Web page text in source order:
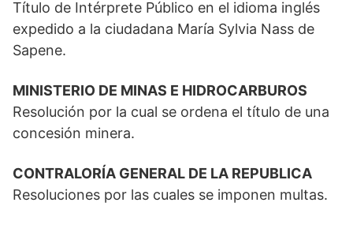
Título de Intérprete Público en el idioma inglés
expedido a la ciudadana María Sylvia Nass de
Sapene.
MINISTERIO DE MINAS E HIDROCARBUROS
Resolución por la cual se ordena el título de una
concesión minera.
CONTRALORÍA GENERAL DE LA REPUBLICA
Resoluciones por las cuales se imponen multas.